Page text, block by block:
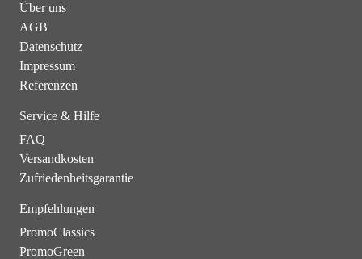
Über uns
AGB
Datenschutz
Impressum
Referenzen
Service & Hilfe
FAQ
Versandkosten
Zufriedenheitsgarantie
Empfehlungen
PromoClassics
PromoGreen